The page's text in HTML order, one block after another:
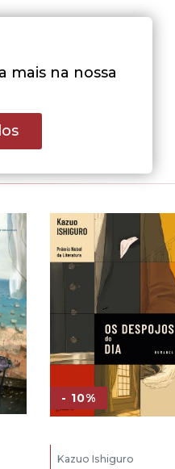
- 10%
Kazuo Ishiguro
mais na nossa